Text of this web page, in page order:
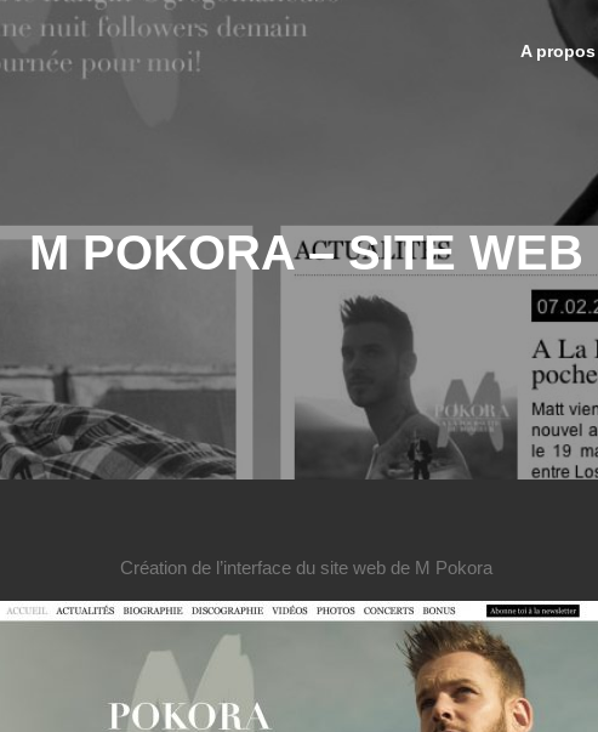
A propos
M POKORA – SITE WEB
Création de l’interface du site web de M Pokora